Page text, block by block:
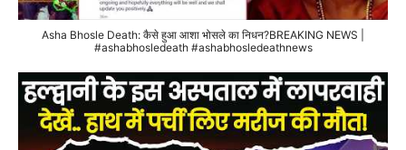
Asha Bhosle Death: कैसे हुआ आशा भोसले का निधन?BREAKING NEWS |
#ashabhosledeath #ashabhosledeathnews